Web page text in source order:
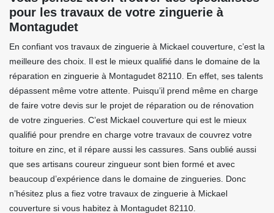
pour les travaux de votre zinguerie à
Montagudet
En confiant vos travaux de zinguerie à Mickael couverture, c’est la
meilleure des choix. Il est le mieux qualifié dans le domaine de la
réparation en zinguerie à Montagudet 82110. En effet, ses talents
dépassent même votre attente. Puisqu’il prend même en charge
de faire votre devis sur le projet de réparation ou de rénovation
de votre zingueries. C’est Mickael couverture qui est le mieux
qualifié pour prendre en charge votre travaux de couvrez votre
toiture en zinc, et il répare aussi les cassures. Sans oublié aussi
que ses artisans coureur zingueur sont bien formé et avec
beaucoup d’expérience dans le domaine de zingueries. Donc
n’hésitez plus a fiez votre travaux de zinguerie à Mickael
couverture si vous habitez à Montagudet 82110.